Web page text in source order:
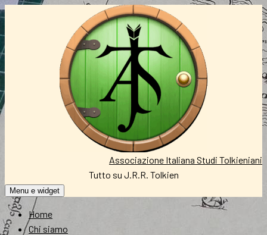
Vai
Associazione Italiana Studi Tolkieniani
Tutto su J.R.R. Tolkien
Menu e widget
Home
Chi siamo